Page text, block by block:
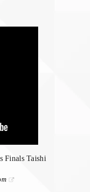
Finals Taishi